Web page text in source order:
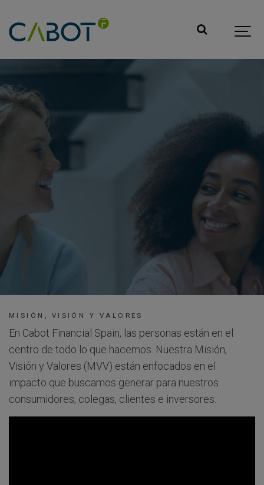
MISIÓN, VISIÓN Y VALORES
En Cabot Financial Spain, las personas están en el
centro de todo lo que hacemos. Nuestra Misión,
Visión y Valores (MVV) están enfocados en el
impacto que buscamos generar para nuestros
consumidores, colegas, clientes e inversores.